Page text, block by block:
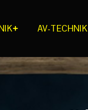
AV-TECHNIK